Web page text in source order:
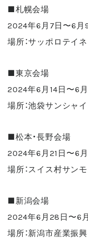
■札幌会場
2024年6月7日〜6月
場所：サッポロテイ
■東京会場
2024年6月14日〜6
場所：池袋サンシャ
■松本・長野会場
2024年6月21日〜6
場所：スイス村サン
■新潟会場
2024年6月28日〜6
場所：新潟市産業振